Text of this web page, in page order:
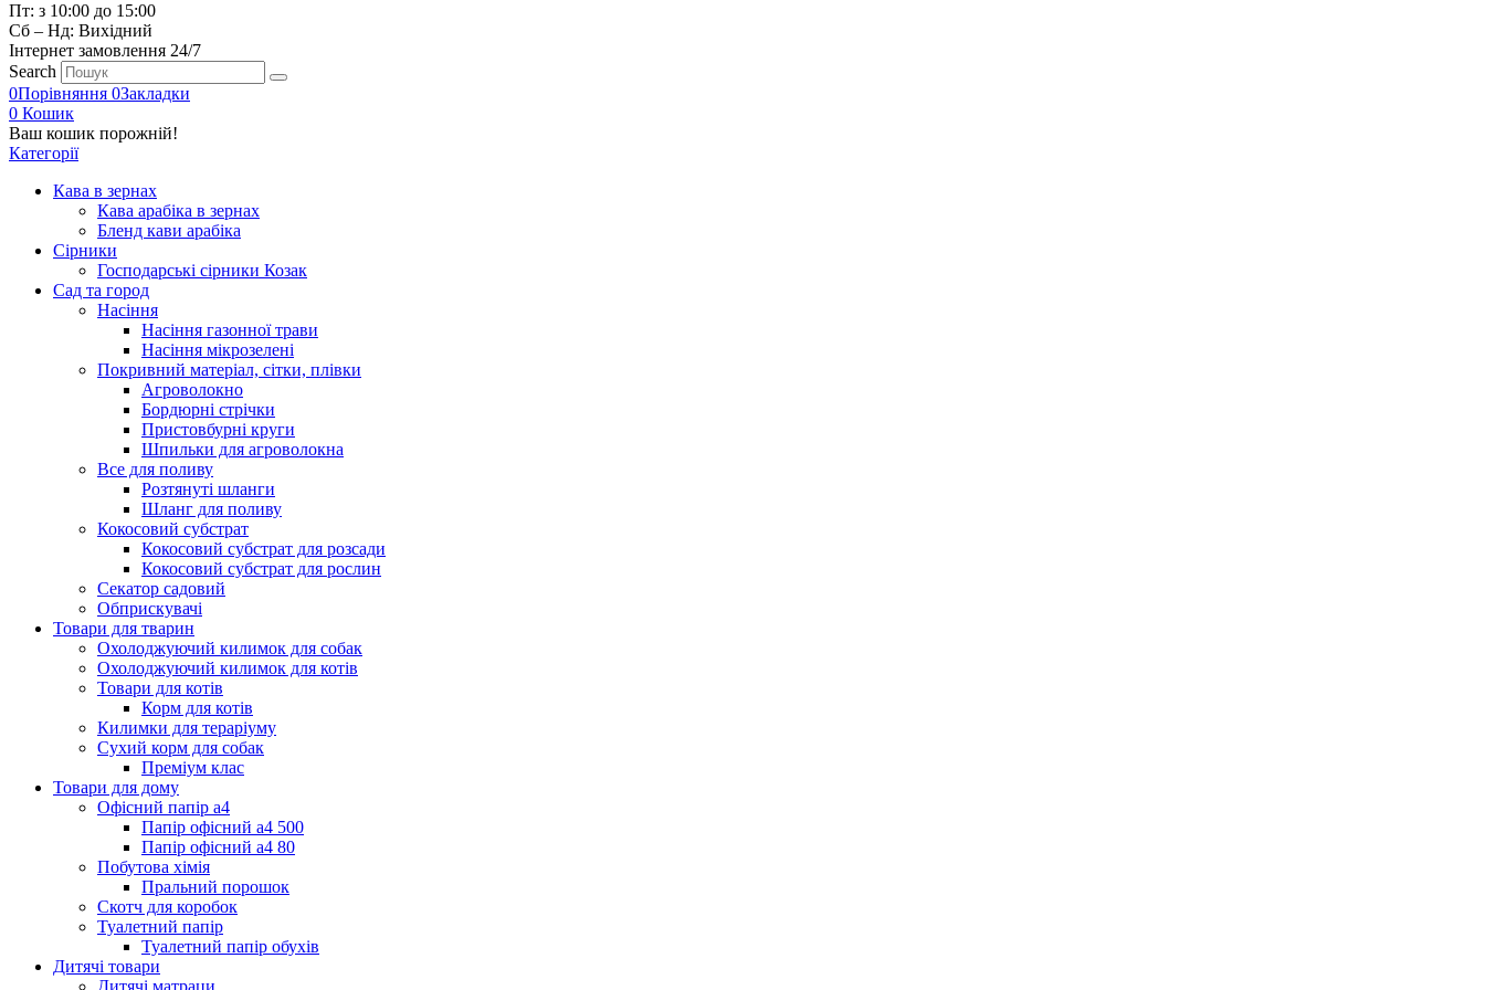
Пт: з 10:00 до 15:00
Сб – Нд: Вихідний
Інтернет замовлення 24/7
Search
0Порівняння 0Закладки
0 Кошик
Ваш кошик порожній!
Категорії
Кава в зернах
Кава арабіка в зернах
Бленд кави арабіка
Сірники
Господарські сірники Козак
Сад та город
Насіння
Насіння газонної трави
Насіння мікрозелені
Покривний матеріал, сітки, плівки
Агроволокно
Бордюрні стрічки
Пристовбурні круги
Шпильки для агроволокна
Все для поливу
Розтянуті шланги
Шланг для поливу
Кокосовий субстрат
Кокосовий субстрат для розсади
Кокосовий субстрат для рослин
Секатор садовий
Обприскувачі
Товари для тварин
Охолоджуючий килимок для собак
Охолоджуючий килимок для котів
Товари для котів
Корм для котів
Килимки для тераріуму
Сухий корм для собак
Преміум клас
Товари для дому
Офісний папір а4
Папір офісний а4 500
Папір офісний а4 80
Побутова хімія
Пральний порошок
Скотч для коробок
Туалетний папір
Туалетний папір обухів
Дитячі товари
Дитячі матраци